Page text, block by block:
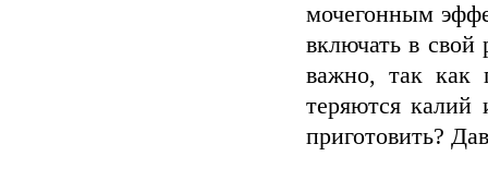
мочегонным
включать в
важно, так как
теряются
приготовить?